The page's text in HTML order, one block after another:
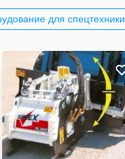
для спецтехники